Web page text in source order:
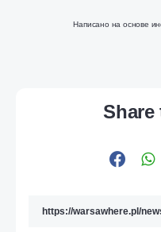
Написано на основе